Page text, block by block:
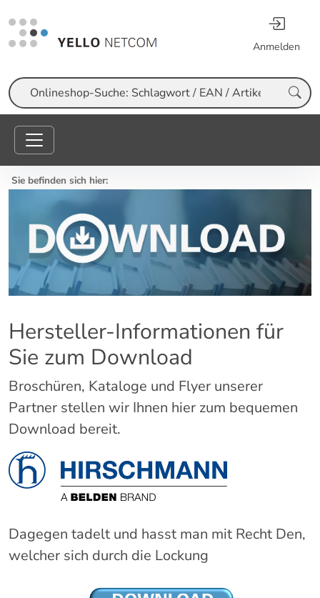
Anmelden
Suche
Sie befinden sich hier:
Hersteller-Informationen für
Sie zum Download
Broschüren, Kataloge und Flyer unserer
Partner stellen wir Ihnen hier zum bequemen
Download bereit.
Dagegen tadelt und hasst man mit Recht Den,
welcher sich durch die Lockung